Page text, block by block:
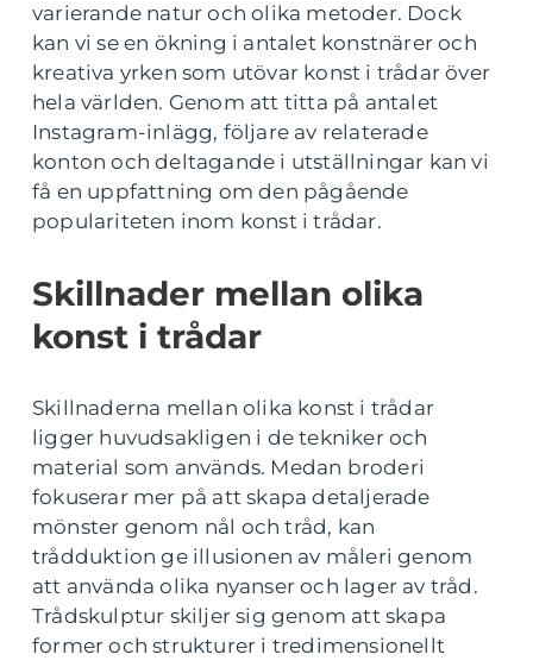
varierande natur och olika metoder. Dock
kan vi se en ökning i antalet konstnärer och
kreativa yrken som utövar konst i trådar över
hela världen. Genom att titta på antalet
Instagram-inlägg, följare av relaterade
konton och deltagande i utställningar kan vi
få en uppfattning om den pågående
populariteten inom konst i trådar.
Skillnader mellan olika
konst i trådar
Skillnaderna mellan olika konst i trådar
ligger huvudsakligen i de tekniker och
material som används. Medan broderi
fokuserar mer på att skapa detaljerade
mönster genom nål och tråd, kan
trådduktion ge illusionen av måleri genom
att använda olika nyanser och lager av tråd.
Trådskulptur skiljer sig genom att skapa
former och strukturer i tredimensionellt